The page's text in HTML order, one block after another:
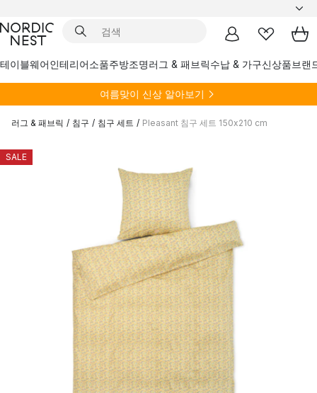
테이블웨어인테리어소품주방조명러그 & 패브릭수납 & 가구신상품브랜
여름맞이 신상 알아보기
러그 & 패브릭 / 침구 / 침구 세트 / Pleasant 침구 세트 150x210 cm
SALE